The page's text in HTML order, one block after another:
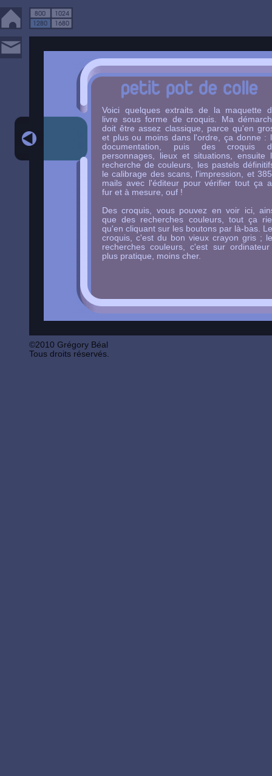
©2010 Grégory Béal
Tous droits réservés.
Voici quelques extraits de la maquette
livre sous forme de croquis. Ma
doit être assez classique, parce qu'en
et plus ou moins dans l'ordre, ça donne :
documentation, puis des croquis
personnages, lieux et situations, ensuite
recherche de couleurs, les pastels
le calibrage des scans, l'impression, et
mails avec l'éditeur pour vérifier tout ça
fur et à mesure, ouf !
Des croquis, vous pouvez en voir ici,
que des recherches couleurs, tout ça
qu'en cliquant sur les boutons par là-bas.
croquis, c'est du bon vieux crayon gris ;
recherches couleurs, c'est sur
plus pratique, moins cher.